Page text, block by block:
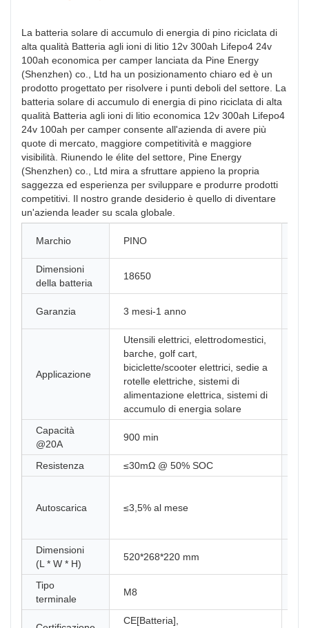
La batteria solare di accumulo di energia di pino riciclata di
alta qualità Batteria agli ioni di litio 12v 300ah Lifepo4 24v
100ah economica per camper lanciata da Pine Energy
(Shenzhen) co., Ltd ha un posizionamento chiaro ed è un
prodotto progettato per risolvere i punti deboli del settore. La
batteria solare di accumulo di energia di pino riciclata di alta
qualità Batteria agli ioni di litio economica 12v 300ah Lifepo4
24v 100ah per camper consente all'azienda di avere più
quote di mercato, maggiore competitività e maggiore
visibilità. Riunendo le élite del settore, Pine Energy
(Shenzhen) co., Ltd mira a sfruttare appieno la propria
saggezza ed esperienza per sviluppare e produrre prodotti
competitivi. Il nostro grande desiderio è quello di diventare
un'azienda leader su scala globale.
Marchio PINO
Dimensioni
della batteria
18650
Garanzia 3 mesi-1 anno
Applicazione
Utensili elettrici, elettrodomestici,
barche, golf cart,
biciclette/scooter elettrici, sedie a
rotelle elettriche, sistemi di
alimentazione elettrica, sistemi di
accumulo di energia solare
Capacità
@20A
900 min
Resistenza ≤30mΩ @ 50% SOC
Autoscarica ≤3,5% al ​​mese
Dimensioni
(L * W * H)
520*268*220 mm
Tipo
terminale
M8
CE[Batteria],